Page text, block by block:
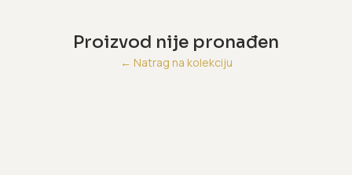
Proizvod nije pronađen
← Natrag na kolekciju